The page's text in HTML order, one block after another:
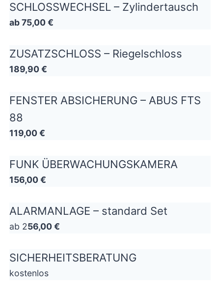
SCHLOSSWECHSEL – Zylindertausch
ab 75,00 €
ZUSATZSCHLOSS – Riegelschloss
189,90 €
FENSTER ABSICHERUNG – ABUS FTS
88
119,00 €
FUNK ÜBERWACHUNGSKAMERA
156,00 €
ALARMANLAGE – standard Set
ab 256,00 €
SICHERHEITSBERATUNG
kostenlos